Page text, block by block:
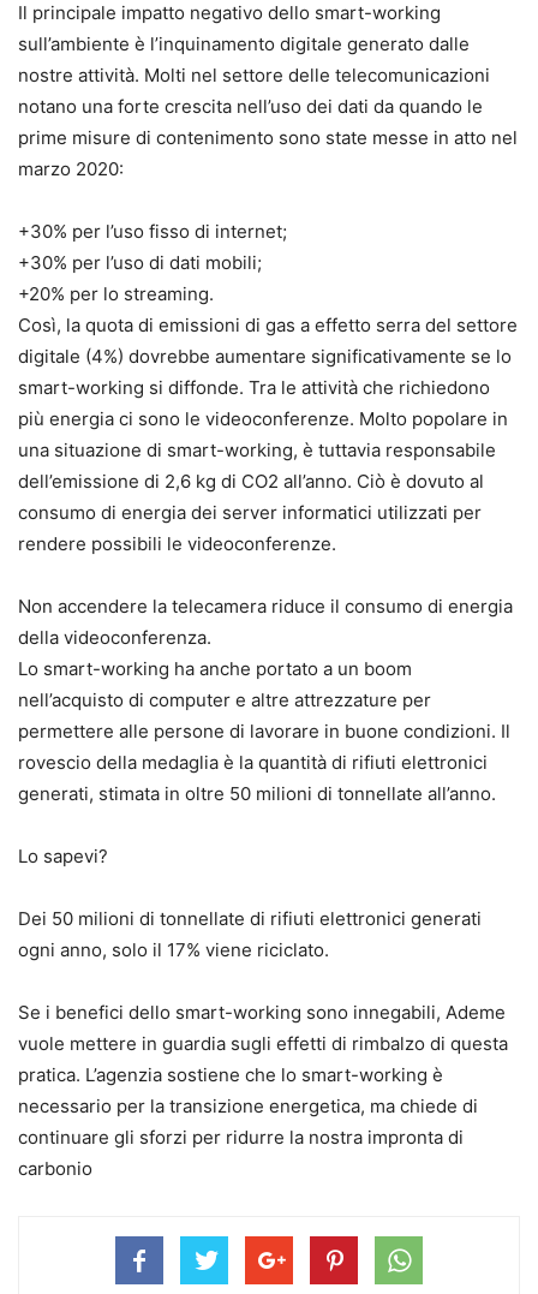
Il principale impatto negativo dello smart-working
sull’ambiente è l’inquinamento digitale generato dalle
nostre attività. Molti nel settore delle telecomunicazioni
notano una forte crescita nell’uso dei dati da quando le
prime misure di contenimento sono state messe in atto nel
marzo 2020:
+30% per l’uso fisso di internet;
+30% per l’uso di dati mobili;
+20% per lo streaming.
Così, la quota di emissioni di gas a effetto serra del settore
digitale (4%) dovrebbe aumentare significativamente se lo
smart-working si diffonde. Tra le attività che richiedono
più energia ci sono le videoconferenze. Molto popolare in
una situazione di smart-working, è tuttavia responsabile
dell’emissione di 2,6 kg di CO2 all’anno. Ciò è dovuto al
consumo di energia dei server informatici utilizzati per
rendere possibili le videoconferenze.
Non accendere la telecamera riduce il consumo di energia
della videoconferenza.
Lo smart-working ha anche portato a un boom
nell’acquisto di computer e altre attrezzature per
permettere alle persone di lavorare in buone condizioni. Il
rovescio della medaglia è la quantità di rifiuti elettronici
generati, stimata in oltre 50 milioni di tonnellate all’anno.
Lo sapevi?
Dei 50 milioni di tonnellate di rifiuti elettronici generati
ogni anno, solo il 17% viene riciclato.
Se i benefici dello smart-working sono innegabili, Ademe
vuole mettere in guardia sugli effetti di rimbalzo di questa
pratica. L’agenzia sostiene che lo smart-working è
necessario per la transizione energetica, ma chiede di
continuare gli sforzi per ridurre la nostra impronta di
carbonio